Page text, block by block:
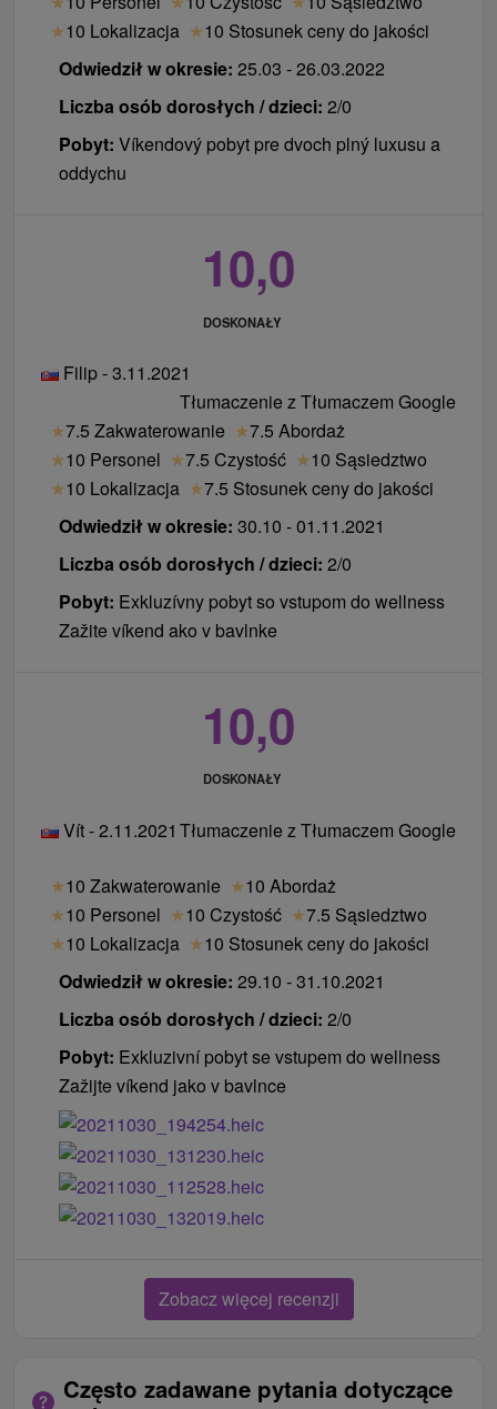
Internet:Darmowe WiFi w całym hotelu.
Zwierzęta:Zakwaterowanie ze zwierzętami nie są
akceptowane.
★10 Lokalizacja ★10 Stosunek ceny do jakości
Odwiedził w okresie: 25.03 - 26.03.2022
Liczba osób dorosłych / dzieci: 2/0
Pobyt: Víkendový pobyt pre dvoch plný luxusu a
oddychu
10,0
DOSKONAŁY
Filip - 3.11.2021
Tłumaczenie z Tłumaczem Google
★7.5 Zakwaterowanie ★7.5 Abordaż
★10 Personel ★7.5 Czystość ★10 Sąsiedztwo
★10 Lokalizacja ★7.5 Stosunek ceny do jakości
Odwiedził w okresie: 30.10 - 01.11.2021
Liczba osób dorosłych / dzieci: 2/0
Pobyt: Exkluzívny pobyt so vstupom do wellness
Zažite víkend ako v bavlnke
10,0
DOSKONAŁY
Vít - 2.11.2021 Tłumaczenie z Tłumaczem Google
★10 Zakwaterowanie ★10 Abordaż
★10 Personel ★10 Czystość ★7.5 Sąsiedztwo
★10 Lokalizacja ★10 Stosunek ceny do jakości
Odwiedził w okresie: 29.10 - 31.10.2021
Liczba osób dorosłych / dzieci: 2/0
Pobyt: Exkluzivní pobyt se vstupem do wellness
Zažijte víkend jako v bavlnce
Zobacz więcej recenzji
Często zadawane pytania dotyczące